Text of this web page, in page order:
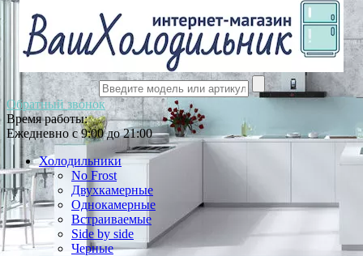
Обратный звонок
Время работы:
Ежедневно с 9:00 до 21:00
Холодильники
No Frost
Двухкамерные
Однокамерные
Встраиваемые
Side by side
Черные